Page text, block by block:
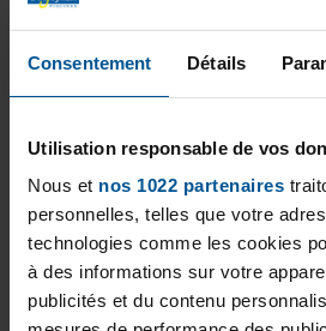
Consentement Détails
Utilisation responsable de vos
Nous et nos 1022 partenaires
personnelles, telles que votre
technologies comme les cookies
à des informations sur votre
publicités et du contenu
Landschaftsbau Becker
personnalisée pour
projet.